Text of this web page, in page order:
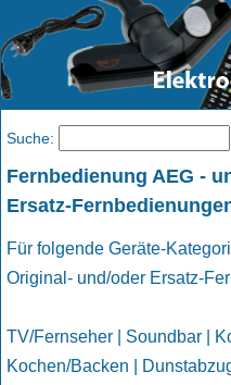
Fernbedienung AEG -
Ersatz-
Für folgende Geräte-
Original- und/oder Ersatz-
TV/Fernseher | Soundbar |
Kochen/Backen |
Suche: